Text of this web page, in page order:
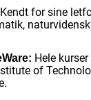
Kendt for sine
Hele
of